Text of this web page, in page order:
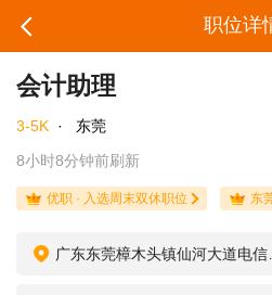
职位详
会计助理
3-5K ·
东莞
8小时8分钟前刷新
优职 · 入选周末双休职位 东